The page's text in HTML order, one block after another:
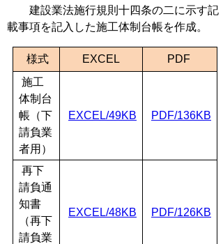
建設業法施行規則十四条の二に示す記
載事項を記入した施工体制台帳を作成。
様式 EXCEL
PDF
施工
体制台
帳（下
請負業
者用）
EXCEL/49KB PDF/136KB
再下
請負通
知書
（再下
請負業
EXCEL/48KB PDF/126KB